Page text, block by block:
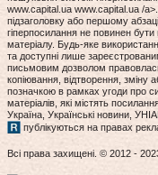
www.capital.ua www.capital.ua /
підзаголовку або першому
гіперпосилання не повинен
матеріалу. Будь-яке
та доступні лише
письмовим дозволом
копіювання, відтворення, зміну
позначкою в рамках угоди про
матеріалів, які містять
Україна, Українські новини,
публікуються на правах
Всі права захищені. © 2012 -